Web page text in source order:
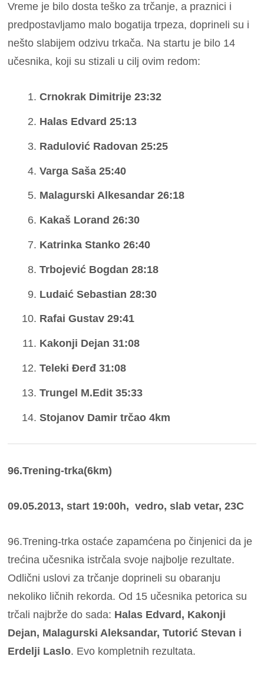
Vreme je bilo dosta teško za trčanje, a praznici i
predpostavljamo malo bogatija trpeza, doprineli su i
nešto slabijem odzivu trkača. Na startu je bilo 14
učesnika, koji su stizali u cilj ovim redom:
Crnokrak Dimitrije 23:32
Halas Edvard 25:13
Radulović Radovan 25:25
Varga Saša 25:40
Malagurski Alkesandar 26:18
Kakaš Lorand 26:30
Katrinka Stanko 26:40
Trbojević Bogdan 28:18
Ludaić Sebastian 28:30
Rafai Gustav 29:41
Kakonji Dejan 31:08
Teleki Đerđ 31:08
Trungel M.Edit 35:33
Stojanov Damir trčao 4km
96.Trening-trka(6km)
09.05.2013, start 19:00h, vedro, slab vetar, 23C
96.Trening-trka ostaće zapamćena po činjenici da je
trećina učesnika istrčala svoje najbolje rezultate.
Odlični uslovi za trčanje doprineli su obaranju
nekoliko ličnih rekorda. Od 15 učesnika petorica su
trčali najbrže do sada: Halas Edvard, Kakonji
Dejan, Malagurski Aleksandar, Tutorić Stevan i
Erdelji Laslo. Evo kompletnih rezultata.